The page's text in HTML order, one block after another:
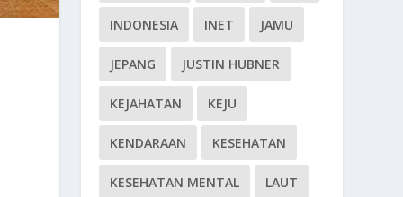
INDONESIA INET JAMU
JEPANG JUSTIN HUBNER
KEJAHATAN KEJU
KENDARAAN KESEHATAN
KESEHATAN MENTAL LAUT